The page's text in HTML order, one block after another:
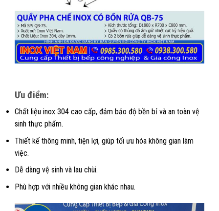
Ưu điểm:
Chất liệu inox 304 cao cấp, đảm bảo độ bền bỉ và an toàn vệ
sinh thực phẩm.
Thiết kế thông minh, tiện lợi, giúp tối ưu hóa không gian làm
việc.
Dễ dàng vệ sinh và lau chùi.
Phù hợp với nhiều không gian khác nhau.